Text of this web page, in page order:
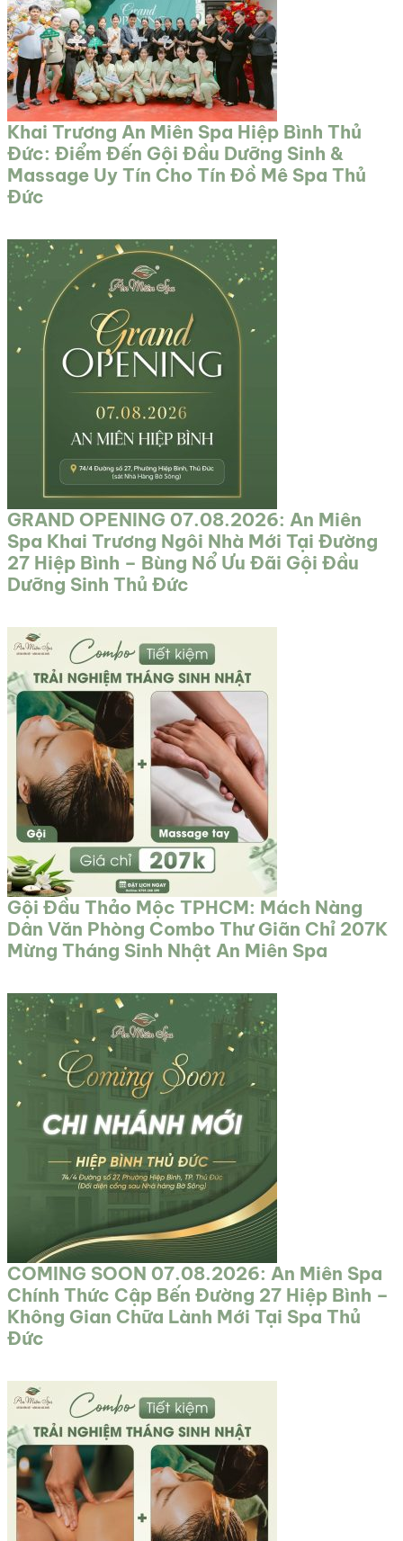
Khai Trương An Miên Spa Hiệp Bình Thủ
Đức: Điểm Đến Gội Đầu Dưỡng Sinh &
Massage Uy Tín Cho Tín Đồ Mê Spa Thủ
Đức
GRAND OPENING 07.08.2026: An Miên
Spa Khai Trương Ngôi Nhà Mới Tại Đường
27 Hiệp Bình – Bùng Nổ Ưu Đãi Gội Đầu
Dưỡng Sinh Thủ Đức
Gội Đầu Thảo Mộc TPHCM: Mách Nàng
Dân Văn Phòng Combo Thư Giãn Chỉ 207K
Mừng Tháng Sinh Nhật An Miên Spa
COMING SOON 07.08.2026: An Miên Spa
Chính Thức Cập Bến Đường 27 Hiệp Bình –
Không Gian Chữa Lành Mới Tại Spa Thủ
Đức